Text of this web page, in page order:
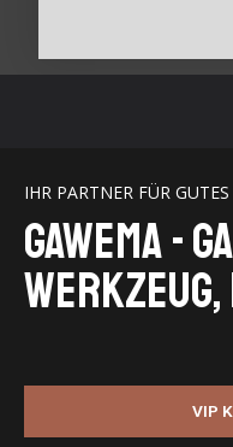
IHR PARTNER FÜR
GaWeMA -
Werkzeug,
VIP